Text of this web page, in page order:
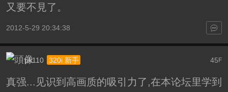
又要不見了。
2012-5-29 20:34:38
45F
pk110 320i 新手
真强...见识到高画质的吸引力了,在本论坛里学到